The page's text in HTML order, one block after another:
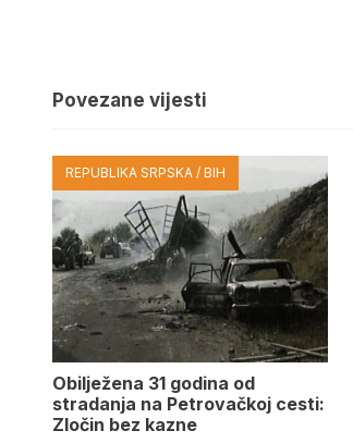
Povezane vijesti
REPUBLIKA SRPSKA / BIH
Obilježena 31 godina od
stradanja na Petrovačkoj cesti:
Zločin bez kazne